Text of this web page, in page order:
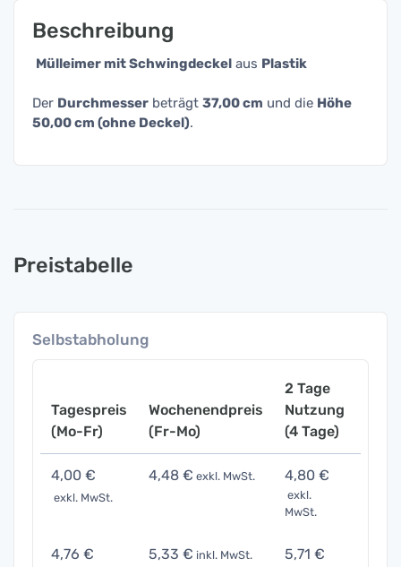
Beschreibung
Mülleimer mit Schwingdeckel aus Plastik
Der Durchmesser beträgt 37,00 cm und die Höhe
50,00 cm (ohne Deckel).
Preistabelle
Selbstabholung
Tagespreis
(Mo-Fr)
Wochenendpreis
(Fr-Mo)
2 Tage
Nutzung
(4 Tage)
4,00 €
exkl. MwSt.
4,48 € exkl. MwSt. 4,80 €
exkl.
MwSt.
4,76 € 5,33 € inkl. MwSt. 5,71 €